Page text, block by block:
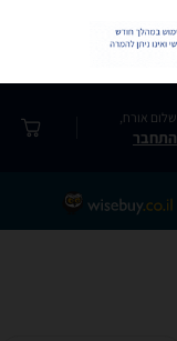
שלום אורח,
התחבר